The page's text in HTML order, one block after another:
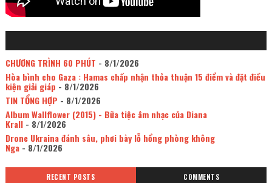
CHƯƠNG TRÌNH 60 PHÚT - 8/1/2026
Hòa bình cho Gaza : Hamas chấp nhận thỏa thuận 15 điểm và đặt điều
kiện giải giáp - 8/1/2026
TIN TỔNG HỢP - 8/1/2026
Album Wallflower (2015) - Bữa tiệc âm nhạc của Diana
Krall- 8/1/2026
Drone Ukraina đánh sâu, phơi bày lỗ hổng phòng không
Nga- 8/1/2026
RECENT POSTS COMMENTS